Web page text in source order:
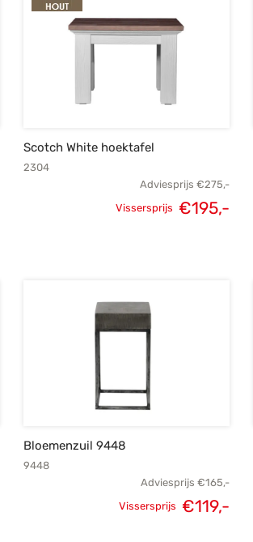
Scotch White hoektafel
2304
Adviesprijs €275,-
Vissersprijs €195,-
Bloemenzuil 9448
9448
Adviesprijs €165,-
Vissersprijs €119,-